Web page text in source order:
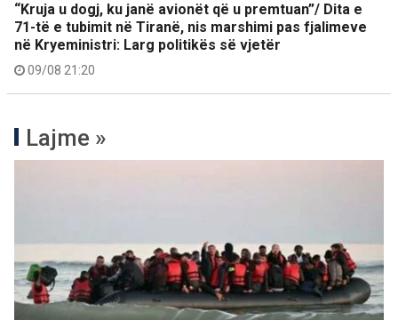
“Kruja u dogj, ku janë avionët që u premtuan”/ Dita e
71-të e tubimit në Tiranë, nis marshimi pas fjalimeve
në Kryeministri: Larg politikës së vjetër
09/08 21:20
Lajme »